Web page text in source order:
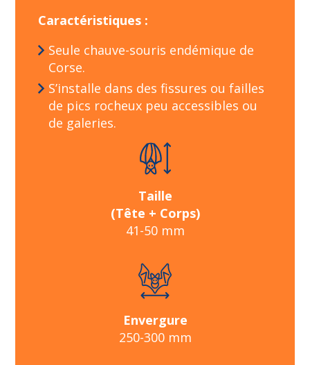
Caractéristiques :
Seule chauve-souris endémique de
Corse.
S’installe dans des fissures ou failles
de pics rocheux peu accessibles ou
de galeries.
Taille
(Tête + Corps)
41-50 mm
Envergure
250-300 mm